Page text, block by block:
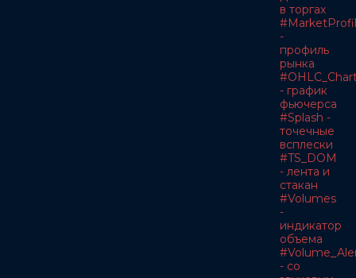
в торгах
-
профиль
рынка
- график
фьючерса
#Splash -
точечные
всплески
#TS_DOM
- лента и
стакан
#Volumes
-
индикатор
объема
- со